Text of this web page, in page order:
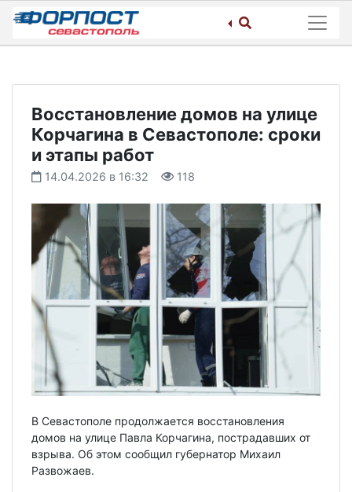
Skip
content
Восстановление домов на улице
Корчагина в Севастополе: сроки
и этапы работ
14.04.2026 в 16:32 118
В Севастополе продолжается восстановления
домов на улице Павла Корчагина, пострадавших от
взрыва. Об этом сообщил губернатор Михаил
Развожаев.